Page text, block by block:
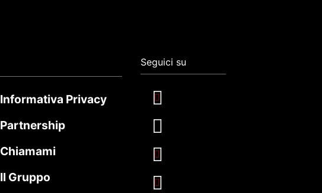
Informativa Privacy
Partnership
Chiamami
Il Gruppo
Seguici su